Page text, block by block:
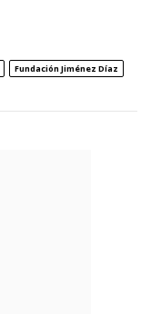
Fundación Jiménez Díaz